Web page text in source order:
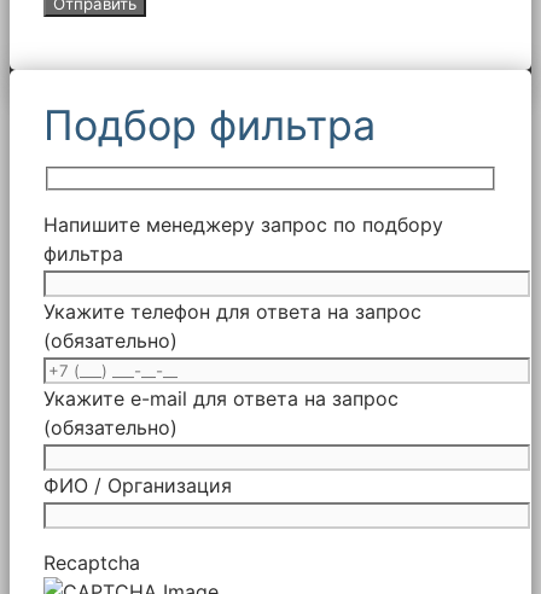
Подбор фильтра
Напишите менеджеру запрос по подбору
фильтра
Укажите телефон для ответа на запрос
(обязательно)
Укажите e-mail для ответа на запрос
(обязательно)
ФИО / Организация
Recaptcha